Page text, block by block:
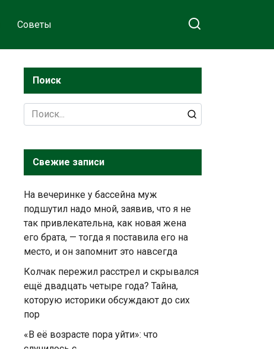
Советы
Поиск
Search
for:
Свежие записи
На вечеринке у бассейна муж
подшутил надо мной, заявив, что я не
так привлекательна, как новая жена
его брата, — тогда я поставила его на
место, и он запомнит это навсегда
Колчак пережил расстрел и скрывался
ещё двадцать четыре года? Тайна,
которую историки обсуждают до сих
пор
«В её возрасте пора уйти»: что